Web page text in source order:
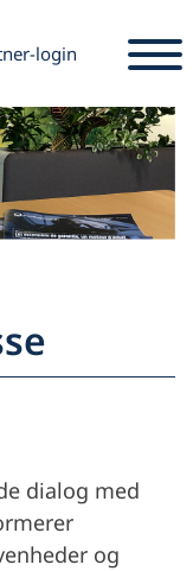
login
dialog med
og